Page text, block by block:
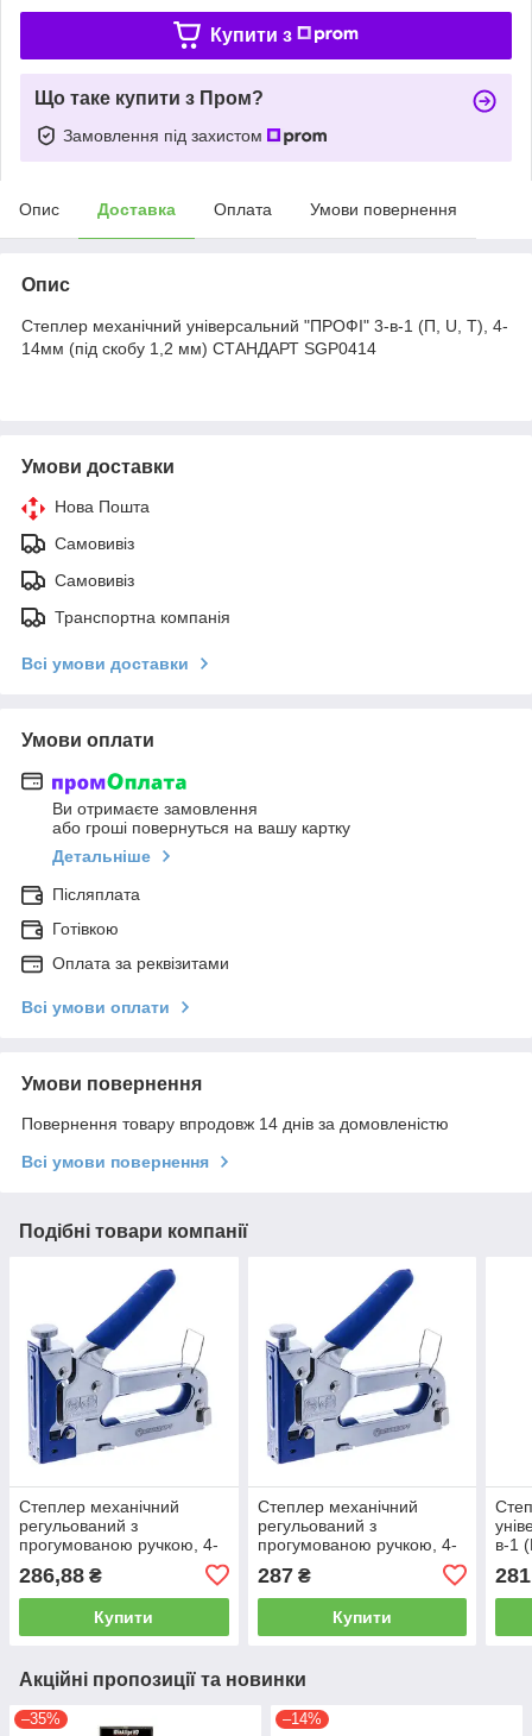
Купити з
Що таке купити з Пром?
Замовлення під захистом
Опис Доставка Оплата Умови повернення
Опис
Степлер механічний універсальний "ПРОФІ" 3-в-1 (П, U, Т), 4-
14мм (під скобу 1,2 мм) СТАНДАРТ SGP0414
Умови доставки
Нова Пошта
Самовивіз
Самовивіз
Транспортна компанія
Всі умови доставки
Умови оплати
Ви отримаєте замовлення
або гроші повернуться на вашу картку
Детальніше
Післяплата
Готівкою
Оплата за реквізитами
Всі умови оплати
Умови повернення
Повернення товару впродовж 14 днів за домовленістю
Всі умови повернення
Подібні товари компанії
Степлер механічний
регульований з
прогумованою ручкою, 4-
СТАНДАРТ SGA0414
286,88 ₴
Купити
Степлер механічний
регульований з
прогумованою ручкою, 4-
14мм (під скобу 0,7 мм)
СТАНДАРТ SGA0414
287₴
Купити
в-1
281
Акційні пропозиції та новинки
–35% –14%